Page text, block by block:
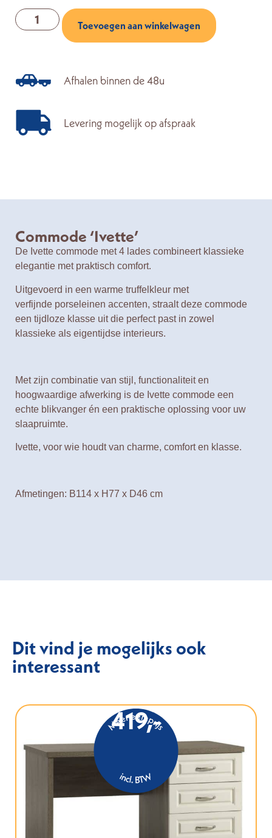
Toevoegen aan winkelwagen
Afhalen binnen de 48u
Levering mogelijk op afspraak
Commode ‘Ivette’
De Ivette commode met 4 lades combineert klassieke
elegantie met praktisch comfort.
Uitgevoerd in een warme truffelkleur met
verfijnde porseleinen accenten, straalt deze commode
een tijdloze klasse uit die perfect past in zowel
klassieke als eigentijdse interieurs.
Met zijn combinatie van stijl, functionaliteit en
hoogwaardige afwerking is de Ivette commode een
echte blikvanger én een praktische oplossing voor uw
slaapruimte.
Ivette, voor wie houdt van charme, comfort en klasse.
Afmetingen: B114 x H77 x D46 cm
Dit vind je mogelijks ook
interessant
419,-